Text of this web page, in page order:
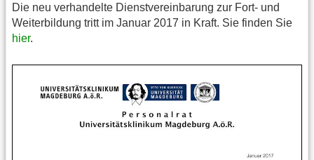
Die neu verhandelte Dienstvereinbarung zur Fort- und
Weiterbildung tritt im Januar 2017 in Kraft. Sie finden Sie
hier.